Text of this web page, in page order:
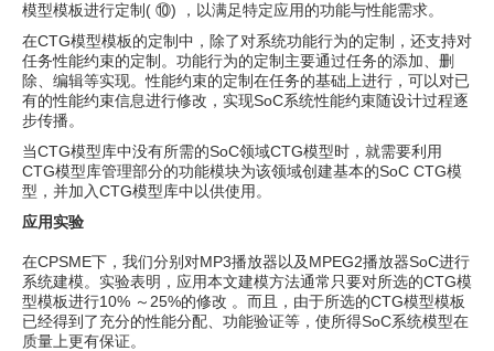
模型模板进行定制( ⑩) ，以满足特定应用的功能与性能需求。
在CTG模型模板的定制中，除了对系统功能行为的定制，还支持对
任务性能约束的定制。功能行为的定制主要通过任务的添加、删
除、编辑等实现。性能约束的定制在任务的基础上进行，可以对已
有的性能约束信息进行修改，实现SoC系统性能约束随设计过程逐
步传播。
当CTG模型库中没有所需的SoC领域CTG模型时，就需要利用
CTG模型库管理部分的功能模块为该领域创建基本的SoC CTG模
型，并加入CTG模型库中以供使用。
应用实验
在CPSME下，我们分别对MP3播放器以及MPEG2播放器SoC进行
系统建模。实验表明，应用本文建模方法通常只要对所选的CTG模
型模板进行10% ～25%的修改 。而且，由于所选的CTG模型模板
已经得到了充分的性能分配、功能验证等，使所得SoC系统模型在
质量上更有保证。